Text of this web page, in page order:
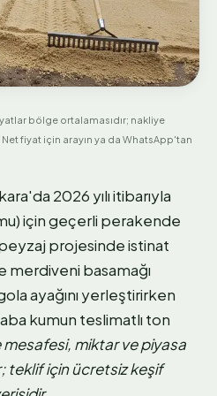
bölge ortalamasıdır; nakliye
fiyat için arayın ya da WhatsApp'tan
2026 yılı itibarıyla
için geçerli perakende
peyzaj projesinde istinat
merdiveni basamağı
ayağını yerleştirirken
kumun teslimatlı ton
miktar ve piyasa
teklif için ücretsiz keşif